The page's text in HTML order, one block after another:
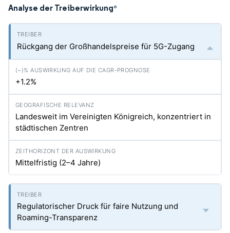
Analyse der Treiberwirkung*
Rückgang der Großhandelspreise für 5G-Zugang
+1.2%
Landesweit im Vereinigten Königreich, konzentriert in
städtischen Zentren
Mittelfristig (2–4 Jahre)
Regulatorischer Druck für faire Nutzung und
Roaming-Transparenz